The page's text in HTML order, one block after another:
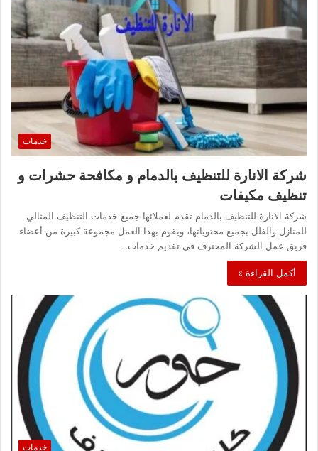
خدمات
شركة الانارة للتنظيف بالدمام و مكافحة حشرات و
تنظيف مكيفات
شركة الانارة للتنظيف بالدمام تقدم لعملائها جميع خدمات التنظيف المثالي
للمنازل والفلل بجميع محتوياتها، ويقوم بهذا العمل مجموعة كبيرة من أعضاء
فريق عمل الشركة المحترف في تقديم خدمات…
أكمل القراءة »
خدمات